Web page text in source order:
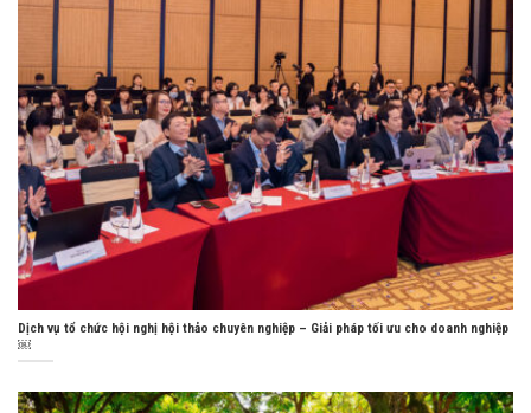
Dịch vụ tổ chức hội nghị hội thảo chuyên nghiệp – Giải pháp tối ưu cho doanh nghiệp
￼